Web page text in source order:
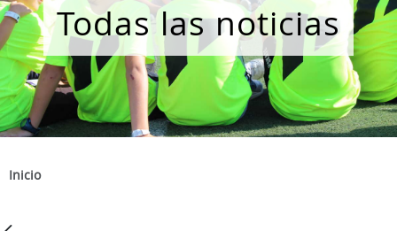
Todas las noticias
Inicio